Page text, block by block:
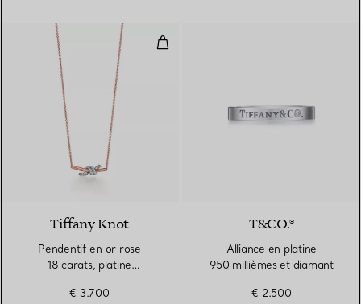
Pendentif en or rose 18 carats,
Tiffany Knot
Pendentif en or rose
18 carats, platine
Small.
€ 3.700
T&CO.®
Alliance en platine
950 millièmes et diamant
€ 2.500